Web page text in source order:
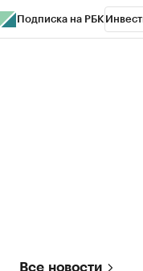
Подписка на РБК
Все новости